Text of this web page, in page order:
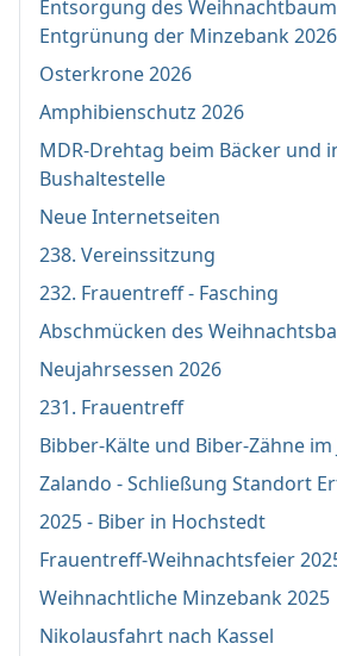
Entsorgung des
Entgrünung der Minzebank 2026
Osterkrone 2026
Amphibienschutz 2026
MDR-Drehtag beim Bäcker und
Bushaltestelle
Neue Internetseiten
238. Vereinssitzung
232. Frauentreff - Fasching
Abschmücken des
Neujahrsessen 2026
231. Frauentreff
Bibber-Kälte und Biber-Zähne im
Zalando - Schließung Standort
2025 - Biber in Hochstedt
Frauentreff-Weihnachtsfeier
Weihnachtliche Minzebank 2025
Nikolausfahrt nach Kassel